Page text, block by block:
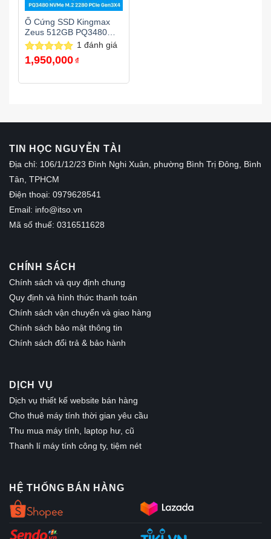
Ổ Cứng SSD Kingmax
Zeus 512GB PQ3480
M.2 NVMe PCIe 3.0
Được xếp
1 đánh giá
1,950,000 ₫
TIN HỌC NGUYỄN TÀI
Địa chỉ: 106/1/12/23 Đình Nghi Xuân, phường Bình Trị Đông, Bình
Tân, TPHCM
Điện thoại: 0979628541
Email: info@itso.vn
Mã số thuế: 0316511628
CHÍNH SÁCH
Chính sách và quy định chung
Quy định và hình thức thanh toán
Chính sách vận chuyển và giao hàng
Chính sách bảo mật thông tin
Chính sách đổi trả & bảo hành
DỊCH VỤ
Dịch vụ thiết kế website bán hàng
Cho thuê máy tính thời gian yêu cầu
Thu mua máy tính, laptop hư, cũ
Thanh lí máy tính công ty, tiệm nét
HỆ THỐNG BÁN HÀNG